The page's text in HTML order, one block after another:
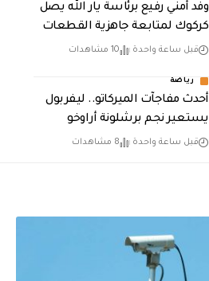
وفد أمني رفيع برئاسة يار الله يصل
كركوك لمتابعة جاهزية القطعات
قبل ساعة واحدة 10 مشاهدات
رياضة
أحدث مفاجآت الميركاتو.. ليفربول
يستعير نجم برشلونة أراوخو
قبل ساعة واحدة 8 مشاهدات